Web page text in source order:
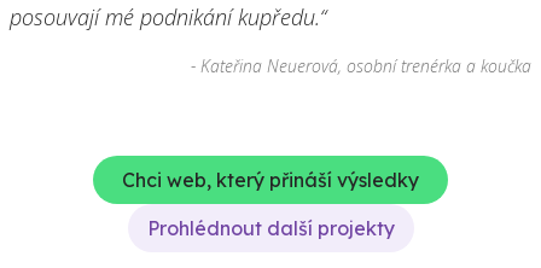
posouvají mé podnikání kupředu.“
- Kateřina Neuerová, osobní trenérka a koučka
Chci web, který přináší výsledky
Prohlédnout další projekty